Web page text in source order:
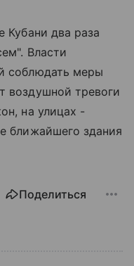
Кубани два раза
Власти
соблюдать меры
воздушной тревоги
на улицах -
ближайшего здания
Поделиться